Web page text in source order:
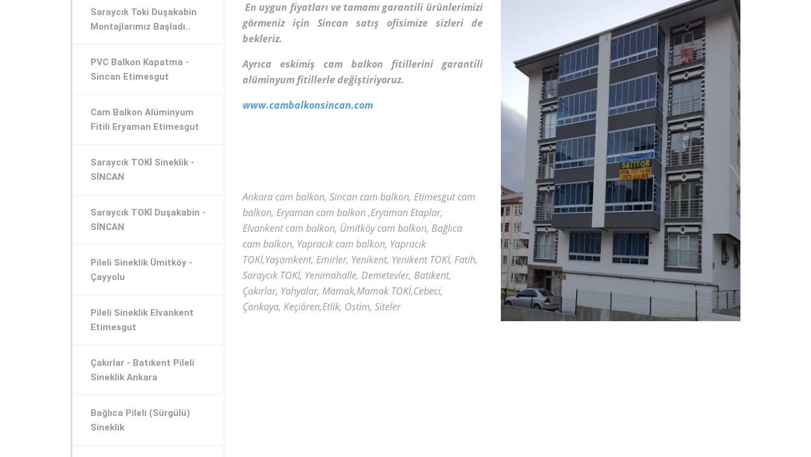
En uygun fiyatları ve tamamı garantili ürünlerimizi
görmeniz için Sincan satış ofisimize sizleri de
bekleriz.
Ayrıca eskimiş cam balkon fitillerini garantili
alüminyum fitillerle değiştiriyoruz.
www.cambalkonsincan.com
Ankara cam balkon, Sincan cam balkon, Etimesgut cam
balkon, Eryaman cam balkon ,Eryaman Etaplar,
Elvankent cam balkon, Ümitköy cam balkon, Bağlıca
cam balkon, Yapracık cam balkon, Yapracık
TOKİ,Yaşamkent, Emirler, Yenikent, Yenikent TOKİ, Fatih,
Saraycık TOKİ, Yenimahalle, Demetevler, Batıkent,
Çakırlar, Yahyalar, Mamak,Mamak TOKİ,Cebeci,
Çankaya, Keçiören,Etlik, Ostim, Siteler
Saraycık Toki Duşakabin
Montajlarımız Başladı..
PVC Balkon Kapatma -
Sincan Etimesgut
Cam Balkon Alüminyum
Fitili Eryaman Etimesgut
Saraycık TOKİ Sineklik -
SİNCAN
Saraycık TOKİ Duşakabin -
SİNCAN
Pileli Sineklik Ümitköy -
Çayyolu
Pileli Sineklik Elvankent
Etimesgut
Çakırlar - Batıkent Pileli
Sineklik Ankara
Bağlıca Pileli (Sürgülü)
Sineklik